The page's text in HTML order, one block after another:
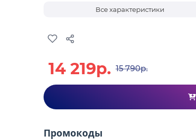
Все характеристики
14 219р. 15 790р.
Промокоды